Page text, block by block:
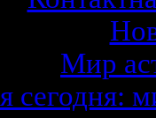
Мир
сегодня: